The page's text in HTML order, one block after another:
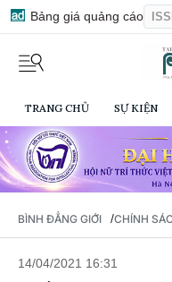
Bảng giá quảng cáo
TRANG CHỦ SỰ KIỆN
BÌNH ĐẲNG GIỚI /CHÍNH
14/04/2021 16:31